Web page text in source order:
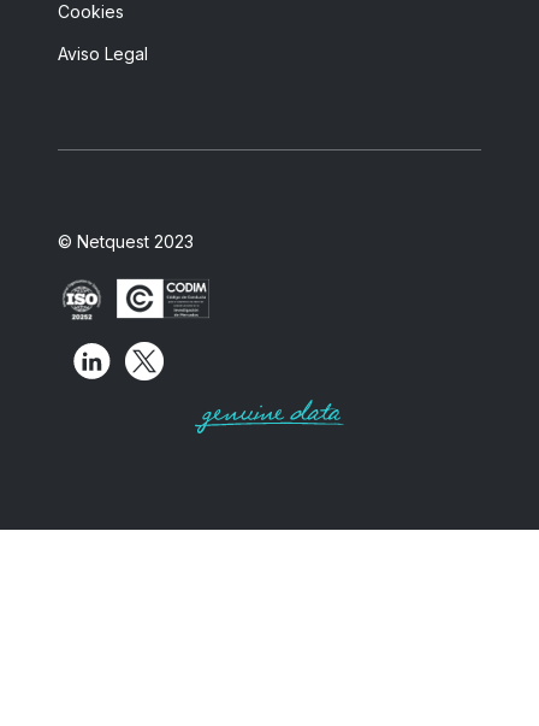
Cookies
Aviso Legal
© Netquest 2023